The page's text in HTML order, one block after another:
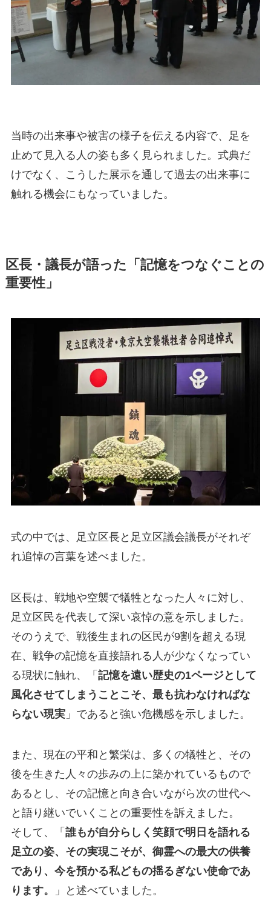
当時の出来事や被害の様子を伝える内容で、足を
止めて見入る人の姿も多く見られました。式典だ
けでなく、こうした展示を通して過去の出来事に
触れる機会にもなっていました。
区長・議長が語った「記憶をつなぐことの
重要性」
式の中では、足立区長と足立区議会議長がそれぞ
れ追悼の言葉を述べました。
区長は、戦地や空襲で犠牲となった人々に対し、
足立区民を代表して深い哀悼の意を示しました。
そのうえで、戦後生まれの区民が9割を超える現
在、戦争の記憶を直接語れる人が少なくなってい
る現状に触れ、「 記憶を遠い歴史の1ページとして
風化させてしまうことこそ、最も抗わなければな
らない現実」であると強い危機感を示しました。
また、現在の平和と繁栄は、多くの犠牲と、その
後を生きた人々の歩みの上に築かれているもので
あるとし、その記憶と向き合いながら次の世代へ
と語り継いでいくことの重要性を訴えました。
そして、「 誰もが自分らしく笑顔で明日を語れる
足立の姿、その実現こそが、御霊への最大の供養
であり、今を預かる私どもの揺るぎない使命であ
ります。
」と述べていました。